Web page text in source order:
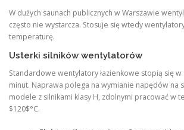
W dużych saunach publicznych w Warszawie
często nie wystarcza. Stosuje się wtedy
temperaturę.
Usterki silników wentylatorów
Standardowe wentylatory łazienkowe stopią się w
minut. Naprawa polega na wymianie napędów na
modele z silnikami klasy H, zdolnymi pracować w
$120$°C.